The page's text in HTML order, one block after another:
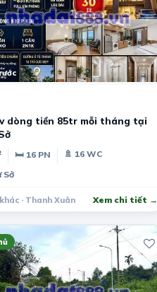
dòng tiền 85tr mỗi tháng tại
🛏 16 PN
🚿 16 WC
Sở
· Thanh Xuân Xem chi tiết →